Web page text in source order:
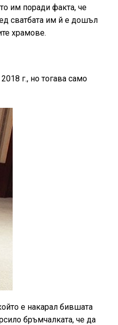
им поради факта, че
сватбата им й е дошъл
храмове.
г., но тогава само
е накарал бившата
бръмчалката, че да